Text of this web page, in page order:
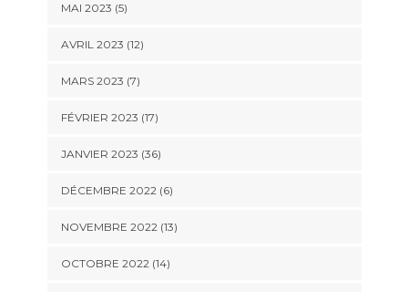
MAI 2023 (5)
AVRIL 2023 (12)
MARS 2023 (7)
FÉVRIER 2023 (17)
JANVIER 2023 (36)
DÉCEMBRE 2022 (6)
NOVEMBRE 2022 (13)
OCTOBRE 2022 (14)